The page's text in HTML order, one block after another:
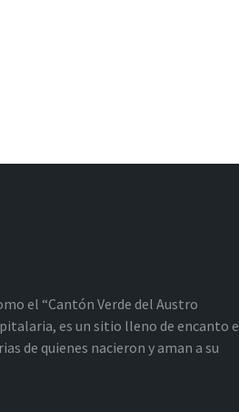
el “Cantón Verde del Austro
es un sitio lleno de encanto e
de quienes nacieron y aman a su